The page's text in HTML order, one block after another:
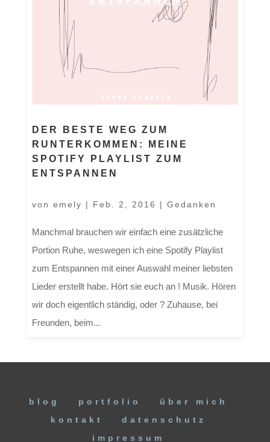
DER BESTE WEG ZUM
RUNTERKOMMEN: MEINE
SPOTIFY PLAYLIST ZUM
ENTSPANNEN
von emely | Feb. 2, 2016 | Gedanken
Manchmal brauchen wir einfach eine zusätzliche
Portion Ruhe, weswegen ich eine Spotify Playlist
zum Entspannen mit einer Auswahl meiner liebsten
Lieder erstellt habe. Hört sie euch an ! Musik. Hören
wir doch eigentlich ständig, oder ? Zuhause, bei
Freunden, beim...
blog portfolio
über mich
kontakt
datenschutz
impressum